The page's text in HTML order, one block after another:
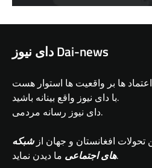
دای نیوز Dai-news
اعتماد ها بر واقعیت ها استوار هست
با دای نیوز واقع بینانه باشید.
دای نیوز رسانه مردمی.
افغانستان و جهان ازشبکه
های اجتماعیما دیدن نماید.